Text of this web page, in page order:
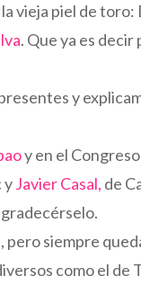
vieja piel de toro:
. Que ya es
y
y en el
yJavier Casal, de
siempre
como el